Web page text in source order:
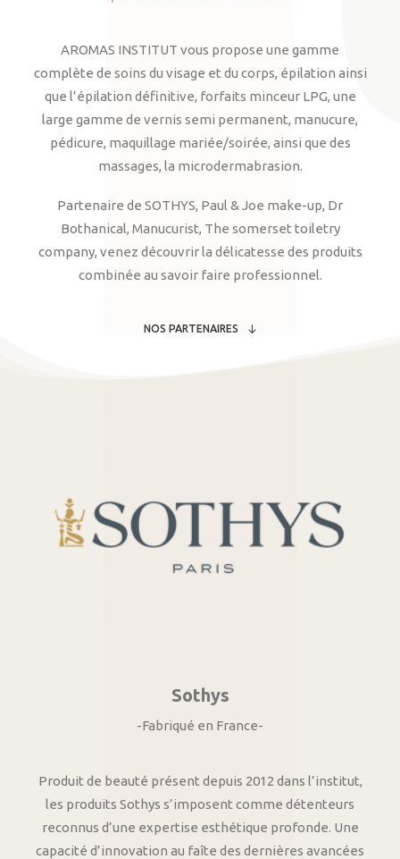
AROMAS INSTITUT vous propose une gamme
complète de soins du visage et du corps, épilation ainsi
que l’épilation définitive, forfaits minceur LPG, une
large gamme de vernis semi permanent, manucure,
pédicure, maquillage mariée/soirée, ainsi que des
massages, la microdermabrasion.
Partenaire de SOTHYS, Paul & Joe make-up, Dr
Bothanical, Manucurist, The somerset toiletry
company, venez découvrir la délicatesse des produits
combinée au savoir faire professionnel.
NOS PARTENAIRES
Sothys
-Fabriqué en France-
Produit de beauté présent depuis 2012 dans l’institut,
les produits Sothys s’imposent comme détenteurs
reconnus d’une expertise esthétique profonde. Une
capacité d’innovation au faîte des dernières avancées